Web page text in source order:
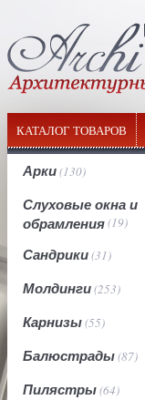
КАТАЛОГ ТОВАРОВ
Арки(130)
Слуховые окна и
обрамления(19)
Сандрики(31)
Молдинги(253)
Карнизы(55)
Балюстрады(87)
Пилястры(64)